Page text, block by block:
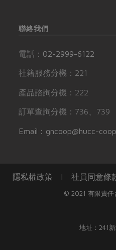
聯絡我們
電話： 02-2999-6122
社籍服務分機：221
產品諮詢分機：222
訂單查詢分機：736、739
Email：gncoop@hucc-
隱私權政策 | 社員同意條
© 2021 有限責任
地址：241